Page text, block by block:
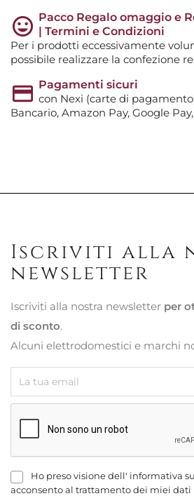
Pacco Regalo omaggio e
| Termini e Condizioni
Per i prodotti eccessivamente
possibile realizzare la confezione
Pagamenti sicuri
con Nexi (carte di
Bancario, Amazon Pay, Google
Iscriviti alla
newsletter
Iscriviti alla nostra newsletter per
di sconto.
Alcuni elettrodomestici e marchi
Ho preso visione dell' informativa
acconsento al trattamento dei miei dati